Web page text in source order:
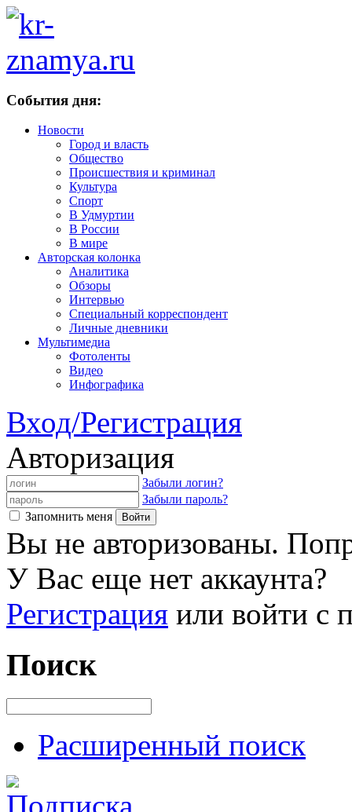
События дня:
Новости
Город и власть
Общество
Происшествия и криминал
Культура
Спорт
В Удмуртии
В России
В мире
Авторская колонка
Аналитика
Обзоры
Интервью
Специальный корреспондент
Личные дневники
Мультимедиа
Фотоленты
Видео
Инфографика
Вход/Регистрация
Авторизация
Забыли логин?
Забыли пароль?
Запомнить меня
Вы не авторизованы.
У Вас еще нет аккаунта?
Регистрация или войти с
Поиск
Расширенный поиск